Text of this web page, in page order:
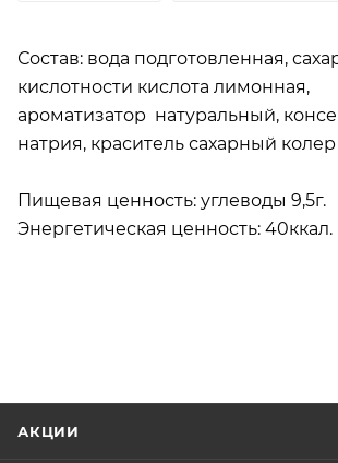
Состав: вода подготовленная,
кислотности кислота лимонная,
ароматизатор натуральный,
натрия, краситель сахарный колер
Пищевая ценность: углеводы 9,5г.
Энергетическая ценность: 40ккал.
АКЦИИ